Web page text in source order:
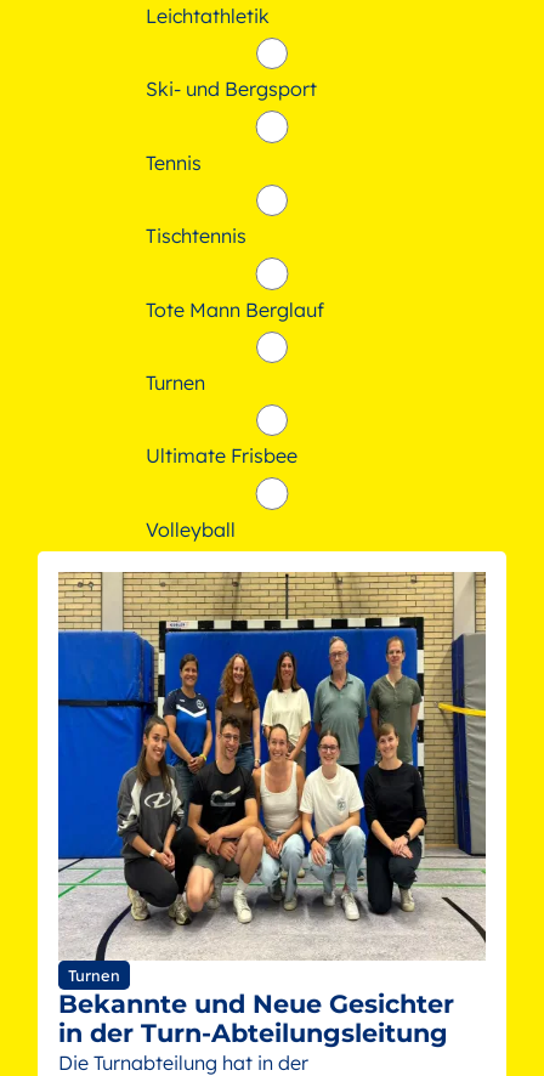
Leichtathletik
Ski- und Bergsport
Tennis
Tischtennis
Tote Mann Berglauf
Turnen
Ultimate Frisbee
Volleyball
Turnen
Bekannte und Neue Gesichter
in der Turn-Abteilungsleitung
Die Turnabteilung hat in der